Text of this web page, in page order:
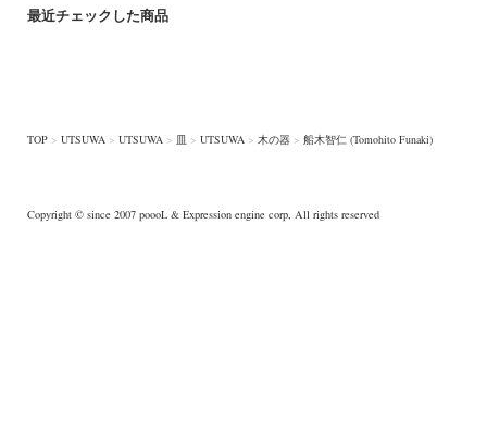
最近チェックした商品
TOP > UTSUWA > UTSUWA > 皿 > UTSUWA > 木の器 > 船木智仁 (Tomohito Funaki)
Copyright © since 2007 poooL & Expression engine corp, All rights reserved